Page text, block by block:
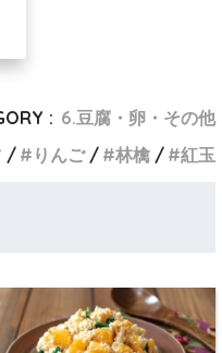
: 6.豆腐・卵・その他
りんご 林檎 紅玉